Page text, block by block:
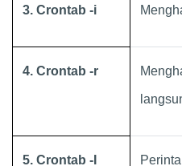
3. Crontab -i
4. Crontab -r
5. Crontab -I